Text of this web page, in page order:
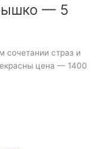
— 5
страз и
цена — 1400